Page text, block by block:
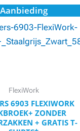
Aanbieding
FlexiWork
6903 FLEXIWORK
ZONDER
+ GRATIS T-
Oorspronkelijke
prijs
was:
€150,23.
Huidige
prijs
is:
€135,21.
Dit
product
heeft
optie
kan
gekozen